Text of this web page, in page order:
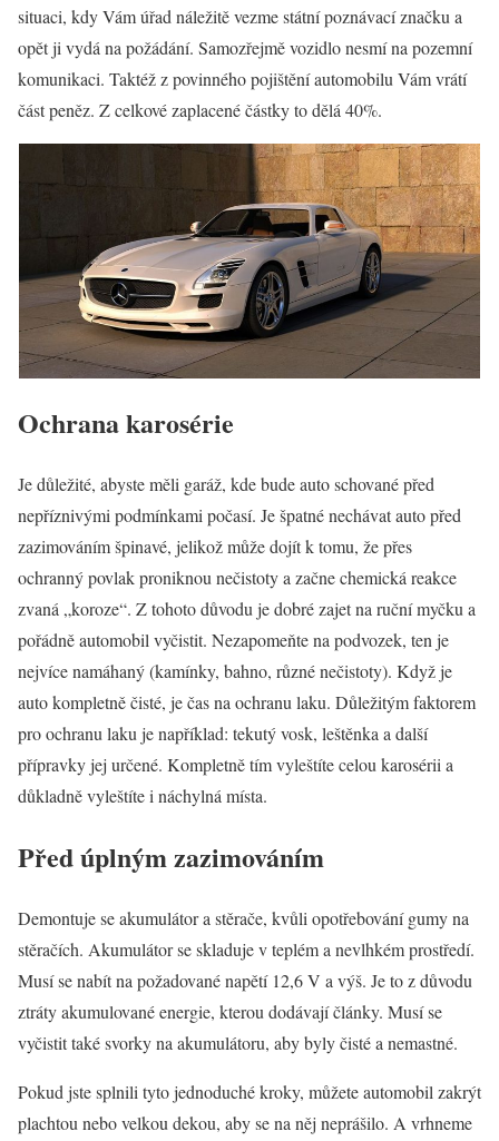
situaci, kdy Vám úřad náležitě vezme státní poznávací značku a
opět ji vydá na požádání. Samozřejmě vozidlo nesmí na pozemní
komunikaci. Taktéž z povinného pojištění automobilu Vám vrátí
část peněz. Z celkové zaplacené částky to dělá 40%.
Ochrana karosérie
Je důležité, abyste měli garáž, kde bude auto schované před
nepříznivými podmínkami počasí. Je špatné nechávat auto před
zazimováním špinavé, jelikož může dojít k tomu, že přes
ochranný povlak proniknou nečistoty a začne chemická reakce
zvaná „koroze“. Z tohoto důvodu je dobré zajet na ruční myčku a
pořádně automobil vyčistit. Nezapomeňte na podvozek, ten je
nejvíce namáhaný (kamínky, bahno, různé nečistoty). Když je
auto kompletně čisté, je čas na ochranu laku. Důležitým faktorem
pro ochranu laku je například: tekutý vosk, leštěnka a další
přípravky jej určené. Kompletně tím vyleštíte celou karosérii a
důkladně vyleštíte i náchylná místa.
Před úplným zazimováním
Demontuje se akumulátor a stěrače, kvůli opotřebování gumy na
stěračích. Akumulátor se skladuje v teplém a nevlhkém prostředí.
Musí se nabít na požadované napětí 12,6 V a výš. Je to z důvodu
ztráty akumulované energie, kterou dodávají články. Musí se
vyčistit také svorky na akumulátoru, aby byly čisté a nemastné.
Pokud jste splnili tyto jednoduché kroky, můžete automobil zakrýt
plachtou nebo velkou dekou, aby se na něj neprášilo. A vrhneme